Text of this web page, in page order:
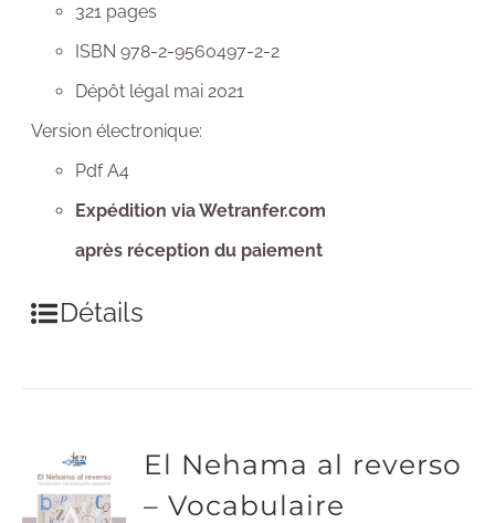
321 pages
ISBN 978-2-9560497-2-2
Dépôt légal mai 2021
Version électronique:
Pdf A4
Expédition via Wetranfer.com
après réception du paiement
Détails
El Nehama al reverso
– Vocabulaire